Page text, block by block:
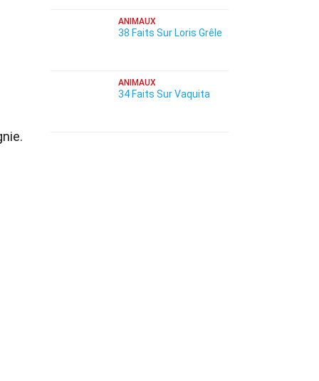
ANIMAUX
38 Faits Sur Loris Grêle
ANIMAUX
34 Faits Sur Vaquita